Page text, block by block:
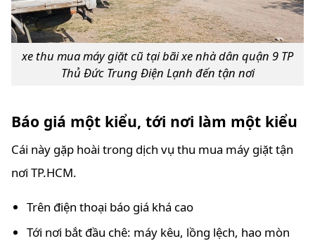
xe thu mua máy giặt cũ tại bãi xe nhà dân quận 9 TP
Thủ Đức Trung Điện Lạnh đến tận nơi
Báo giá một kiểu, tới nơi làm một kiểu
Cái này gặp hoài trong dịch vụ thu mua máy giặt tận
nơi TP.HCM.
Trên điện thoại báo giá khá cao
Tới nơi bắt đầu chê: máy kêu, lồng lệch, hao mòn